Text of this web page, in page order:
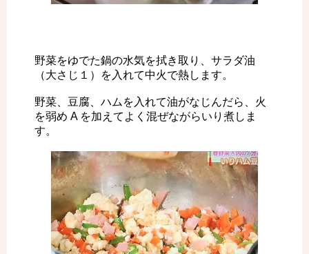
野菜をゆでた鍋の水気を拭き取り、サラダ油
（大さじ１）を入れて中火で熱します。
野菜、豆腐、ハムを入れて油がなじんだら、火
を弱め A を加えてよく混ぜながらいり煮しま
す。